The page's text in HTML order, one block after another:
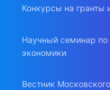
Конкурсы на гранты
Научный семинар
экономики
Вестник